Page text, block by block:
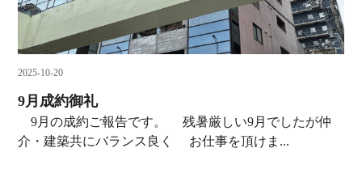
2025-10-20
9月成約御礼
9月の成約ご報告です。 残暑厳しい9月でしたが仲
介・建築共にバランス良く お仕事を頂けま...